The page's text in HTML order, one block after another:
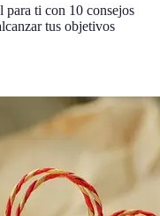
para ti con 10 consejos
tus objetivos